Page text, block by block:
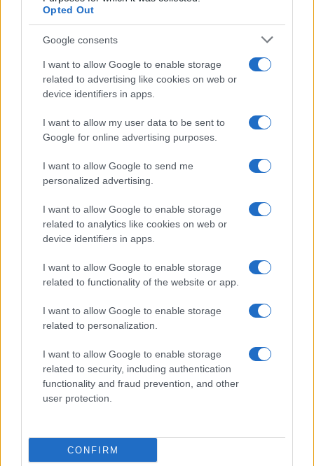
Opted Out
Google consents
I want to allow Google to enable storage
related to advertising like cookies on web or
device identifiers in apps.
I want to allow my user data to be sent to
Google for online advertising purposes.
I want to allow Google to send me
personalized advertising.
I want to allow Google to enable storage
related to analytics like cookies on web or
device identifiers in apps.
I want to allow Google to enable storage
related to functionality of the website or app.
I want to allow Google to enable storage
related to personalization.
I want to allow Google to enable storage
related to security, including authentication
functionality and fraud prevention, and other
user protection.
CONFIRM
Žena u miru kupovala salatu usred oružane
pljačke
Saznaj više